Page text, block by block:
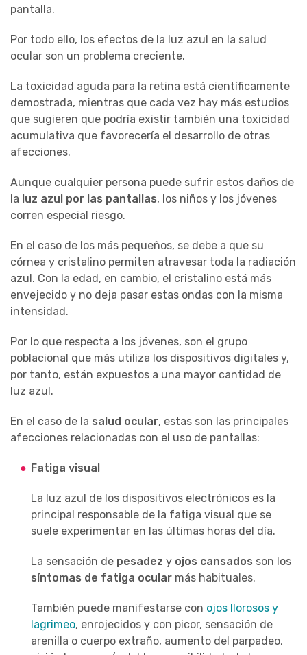
pantalla.
Por todo ello, los efectos de la luz azul en la salud
ocular son un problema creciente.
La toxicidad aguda para la retina está científicamente
demostrada, mientras que cada vez hay más estudios
que sugieren que podría existir también una toxicidad
acumulativa que favorecería el desarrollo de otras
afecciones.
Aunque cualquier persona puede sufrir estos daños de
la luz azul por las pantallas, los niños y los jóvenes
corren especial riesgo.
En el caso de los más pequeños, se debe a que su
córnea y cristalino permiten atravesar toda la radiación
azul. Con la edad, en cambio, el cristalino está más
envejecido y no deja pasar estas ondas con la misma
intensidad.
Por lo que respecta a los jóvenes, son el grupo
poblacional que más utiliza los dispositivos digitales y,
por tanto, están expuestos a una mayor cantidad de
luz azul.
En el caso de la salud ocular, estas son las principales
afecciones relacionadas con el uso de pantallas:
Fatiga visual
La luz azul de los dispositivos electrónicos es la
principal responsable de la fatiga visual que se
suele experimentar en las últimas horas del día.
La sensación de pesadez y ojos cansados son los
síntomas de fatiga ocular más habituales.
También puede manifestarse con ojos llorosos y
lagrimeo, enrojecidos y con picor, sensación de
arenilla o cuerpo extraño, aumento del parpadeo,